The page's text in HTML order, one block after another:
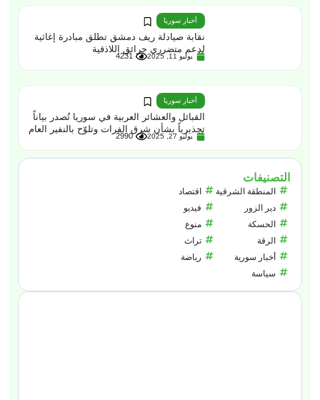
أخبار سوريا
نقابة صيادلة ريف دمشق تطلق مبادرة إغاثية
لدعم متضرري حرائق اللاذقية
يوليو 11, 2025 4231
أخبار سوريا
القبائل والعشائر العربية في سوريا تُصدر بياناً
تحذيرياً بشأن شرق الفرات وتلوّح بالنفير العام
يوليو 27, 2025 2990
التصنيفات
المنطقة الشرقية
دير الزور
الحسكة
الرقة
أخبار سورية
سياسة
اقتصاد
فيديو
منوع
تراث
رياضة